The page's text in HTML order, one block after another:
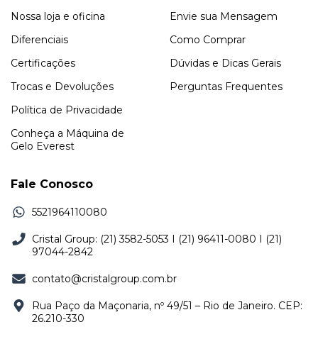
Nossa loja e oficina
Diferenciais
Certificações
Trocas e Devoluções
Política de Privacidade
Conheça a Máquina de
Gelo Everest
Envie sua Mensagem
Como Comprar
Dúvidas e Dicas Gerais
Perguntas Frequentes
Fale Conosco
5521964110080
Cristal Group: (21) 3582-5053 I (21) 96411-0080 I (21)
97044-2842
contato@cristalgroup.com.br
Rua Paço da Maçonaria, nº 49/51 – Rio de Janeiro. CEP:
26.210-330